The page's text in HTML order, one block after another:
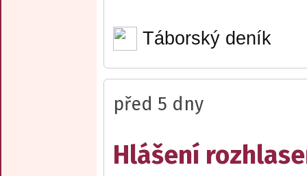
Táborský deník
před 5 dny
Hlášení